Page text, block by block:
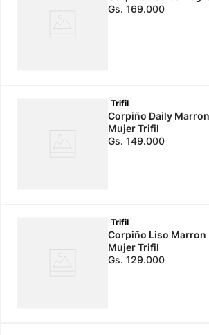
Gs. 169.000
Trifil
Corpiño Daily
Mujer Trifil
Gs. 149.000
Trifil
Corpiño Liso Marron
Mujer Trifil
Gs. 129.000